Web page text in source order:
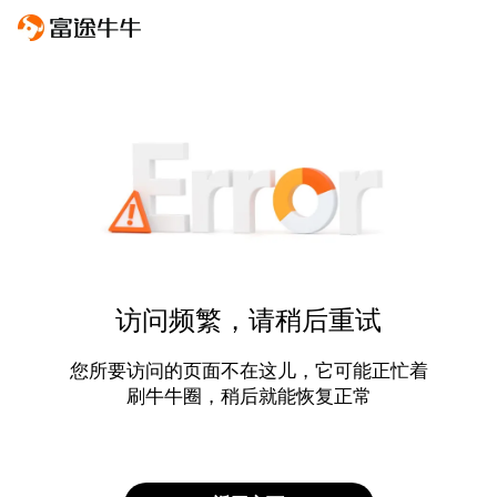
访问频繁，请稍后重试
您所要访问的页面不在这儿，它可能正忙着
刷牛牛圈，稍后就能恢复正常